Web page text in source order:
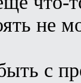
не
с